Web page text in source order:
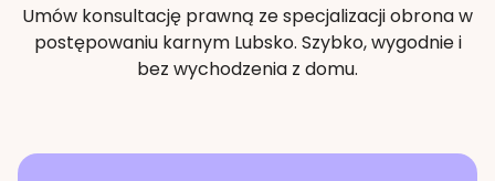
Umów konsultację prawną ze specjalizacjiobrona w
postępowaniu karnymLubsko. Szybko, wygodnie i
bez wychodzenia z domu.